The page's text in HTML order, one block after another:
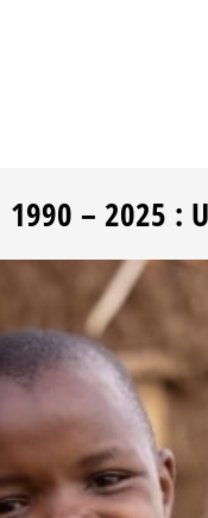
1990 – 2025 :